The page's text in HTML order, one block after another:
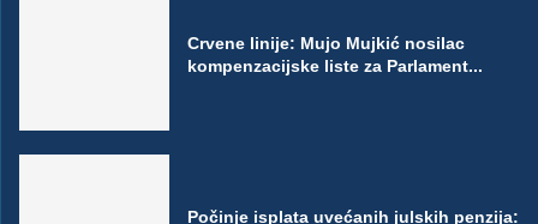
Crvene linije: Mujo Mujkić nosilac
kompenzacijske liste za Parlament...
Počinje isplata uvećanih julskih penzija: